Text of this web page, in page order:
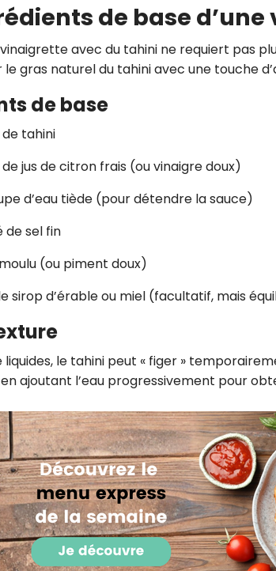
de base
avec du tahini ne requiert pas
le gras naturel du tahini avec une touche
de base
de tahini
de jus de citron frais (ou vinaigre doux)
d’eau tiède (pour détendre la sauce)
de sel fin
(ou piment doux)
sirop d’érable ou miel (facultatif, mais
le tahini peut « figer »
ajoutant l’eau progressivement pour